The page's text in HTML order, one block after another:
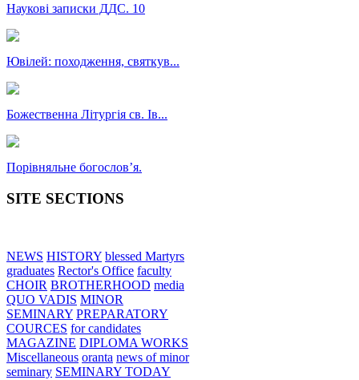
Наукові записки ДДС. 10
Ювілей: походження, святкув...
Божественна Літургія св. Ів...
Порівняльне богословʼя.
SITE SECTIONS
NEWS HISTORY blessed Martyrs
graduates Rector's Office faculty
CHOIR BROTHERHOOD media
QUO VADIS MINOR
SEMINARY PREPARATORY
COURCES for candidates
MAGAZINE DIPLOMA WORKS
Miscellaneous oranta news of minor
seminary SEMINARY TODAY